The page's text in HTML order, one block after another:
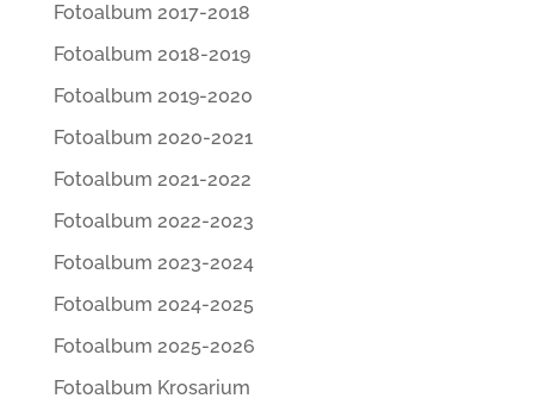
Fotoalbum 2017-2018
Fotoalbum 2018-2019
Fotoalbum 2019-2020
Fotoalbum 2020-2021
Fotoalbum 2021-2022
Fotoalbum 2022-2023
Fotoalbum 2023-2024
Fotoalbum 2024-2025
Fotoalbum 2025-2026
Fotoalbum Krosarium